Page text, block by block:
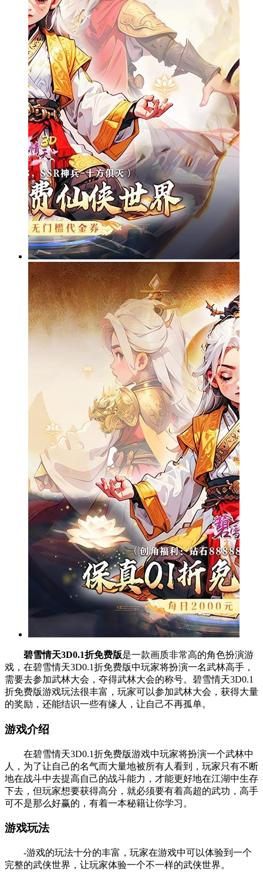
碧雪情天3D0.1折免费版是一款画质非常高的角色扮演游
戏，在碧雪情天3D0.1折免费版中玩家将扮演一名武林高手，
需要去参加武林大会，夺得武林大会的称号。碧雪情天3D0.1
折免费版游戏玩法很丰富，玩家可以参加武林大会，获得大量
的奖励，还能结识一些有缘人，让自己不再孤单。
游戏介绍
在碧雪情天3D0.1折免费版游戏中玩家将扮演一个武林中
人，为了让自己的名气而大量地被所有人看到，玩家只有不断
地在战斗中去提高自己的战斗能力，才能更好地在江湖中生存
下去，但玩家想要获得高分，就必须要有着高超的武功，高手
可不是那么好赢的，有着一本秘籍让你学习。
游戏玩法
-游戏的玩法十分的丰富，玩家在游戏中可以体验到一个
完整的武侠世界，让玩家体验一个不一样的武侠世界。